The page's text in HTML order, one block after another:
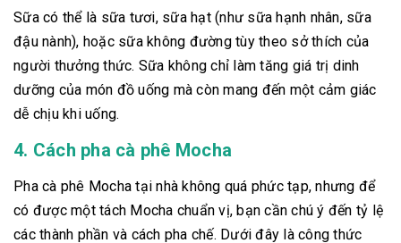
Sữa có thể là sữa tươi, sữa hạt (như sữa hạnh nhân, sữa
đậu nành), hoặc sữa không đường tùy theo sở thích của
người thưởng thức. Sữa không chỉ làm tăng giá trị dinh
dưỡng của món đồ uống mà còn mang đến một cảm giác
dễ chịu khi uống.
4. Cách pha cà phê Mocha
Pha cà phê Mocha tại nhà không quá phức tạp, nhưng để
có được một tách Mocha chuẩn vị, bạn cần chú ý đến tỷ lệ
các thành phần và cách pha chế. Dưới đây là công thức